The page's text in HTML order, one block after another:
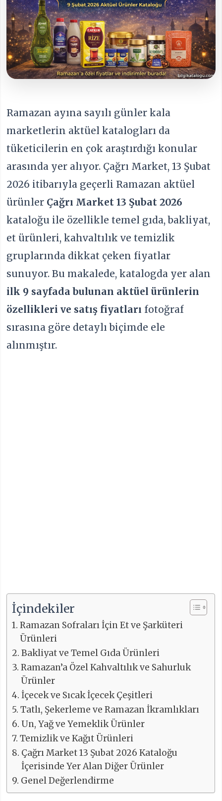
Ramazan ayına sayılı günler kala
marketlerin aktüel katalogları da
tüketicilerin en çok araştırdığı konular
arasında yer alıyor. Çağrı Market, 13 Şubat
2026 itibarıyla geçerli Ramazan aktüel
ürünler Çağrı Market 13 Şubat 2026
kataloğu ile özellikle temel gıda, bakliyat,
et ürünleri, kahvaltılık ve temizlik
gruplarında dikkat çeken fiyatlar
sunuyor. Bu makalede, katalogda yer alan
ilk 9 sayfada bulunan aktüel ürünlerin
özellikleri ve satış fiyatları fotoğraf
sırasına göre detaylı biçimde ele
alınmıştır.
İçindekiler
Ramazan Sofraları İçin Et ve Şarküteri
Ürünleri
Bakliyat ve Temel Gıda Ürünleri
Ramazan’a Özel Kahvaltılık ve Sahurluk
Ürünler
İçecek ve Sıcak İçecek Çeşitleri
Tatlı, Şekerleme ve Ramazan İkramlıkları
Un, Yağ ve Yemeklik Ürünler
Temizlik ve Kağıt Ürünleri
Çağrı Market 13 Şubat 2026 Kataloğu
İçerisinde Yer Alan Diğer Ürünler
Genel Değerlendirme